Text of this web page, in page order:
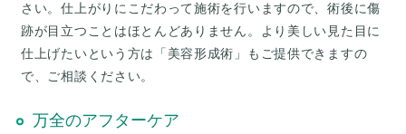
さい。仕上がりにこだわって施術を行いますので、術後に傷
跡が目立つことはほとんどありません。より美しい見た目に
仕上げたいという方は「美容形成術」もご提供できますの
で、ご相談ください。
万全のアフターケア